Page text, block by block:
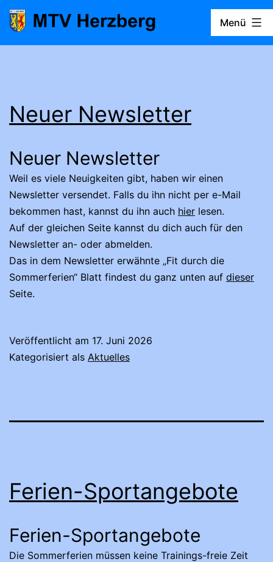
Zum
Inhalt
Menü
Neuer Newsletter
Neuer Newsletter
Weil es viele Neuigkeiten gibt, haben wir einen
Newsletter versendet. Falls du ihn nicht per e-Mail
bekommen hast, kannst du ihn auch hier lesen.
Auf der gleichen Seite kannst du dich auch für den
Newsletter an- oder abmelden.
Das in dem Newsletter erwähnte „Fit durch die
Sommerferien“ Blatt findest du ganz unten auf dieser
Seite.
Veröffentlicht am 17. Juni 2026
Kategorisiert als Aktuelles
Ferien-Sportangebote
Ferien-Sportangebote
Die Sommerferien müssen keine Trainings-freie Zeit